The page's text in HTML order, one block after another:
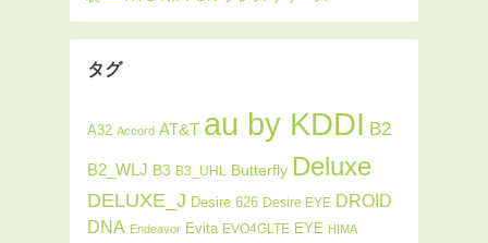
タグ
A32 Accord AT&T au by KDDI B2
B2_WLJ B3 B3_UHL Butterfly Deluxe
DELUXE_J Desire 626 Desire EYE DROID
DNA Endeavor Evita EVO4GLTE EYE HIMA